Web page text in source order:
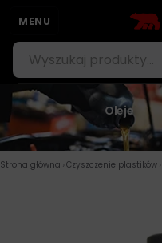
MENU
Oleje
Strona główna › Czyszczenie plastików ›